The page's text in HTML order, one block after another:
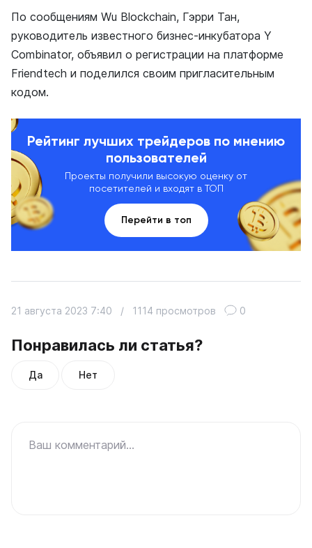
По сообщениям Wu Blockchain, Гэрри Тан,
руководитель известного бизнес-инкубатора Y
Combinator, объявил о регистрации на платформе
Friendtech и поделился своим пригласительным
кодом.
Рейтинг лучших трейдеров по мнению
пользователей
Проекты получили высокую оценку от
посетителей и входят в ТОП
Перейти в топ
Понравилась ли статья?
Да Нет
21 августа 2023 7:40 / 1114 просмотров 0
Ваш комментарий...